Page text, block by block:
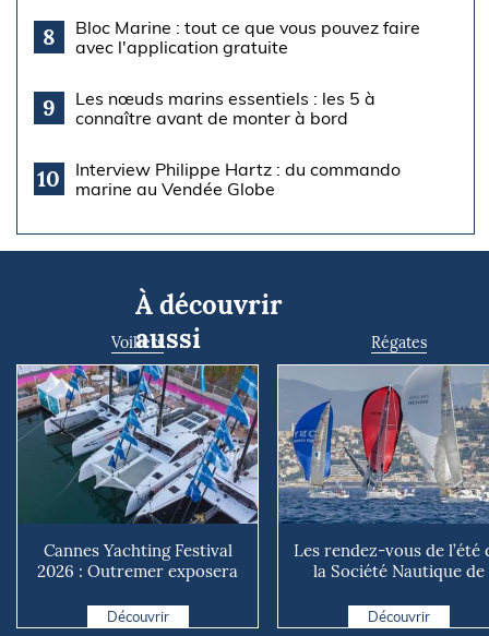
8
Bloc Marine : tout ce que vous pouvez faire
avec l'application gratuite
9
Les nœuds marins essentiels : les 5 à
connaître avant de monter à bord
10
Interview Philippe Hartz : du commando
marine au Vendée Globe
À découvrir
aussi
Voiliers
Cannes Yachting Festival
2026 : Outremer exposera
Découvrir
Régates
Les rendez-vous de l’été
la Société Nautique de
Découvrir